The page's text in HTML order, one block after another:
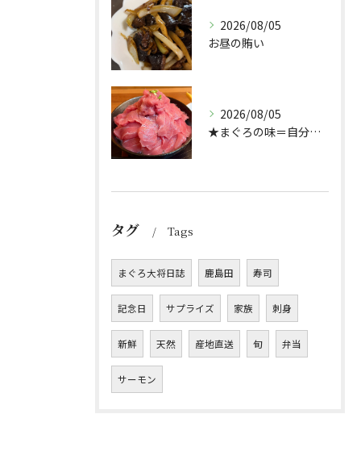
2026/08/05
お昼の賄い
2026/08/05
★まぐろの味＝自分好み？★
タグ Tags
まぐろ大将日誌 鹿島田 寿司
記念日 サプライズ 家族 刺身
新鮮 天然 産地直送 旬 弁当
サーモン